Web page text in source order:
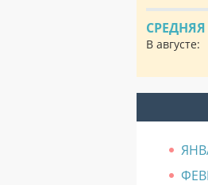
В августе: